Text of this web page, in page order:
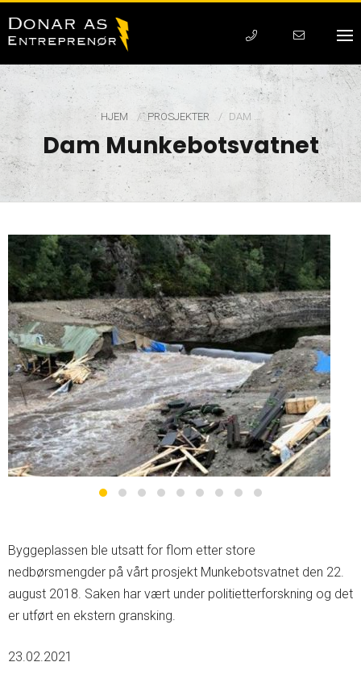
HJEM PROSJEKTER CURRENT:
DAM …
Dam Munkebotsvatnet
Byggeplassen ble utsatt for flom etter store
nedbørsmengder på vårt prosjekt Munkebotsvatnet den 22.
august 2018. Saken har vært under politietterforskning og det
er utført en ekstern gransking.
23.02.2021